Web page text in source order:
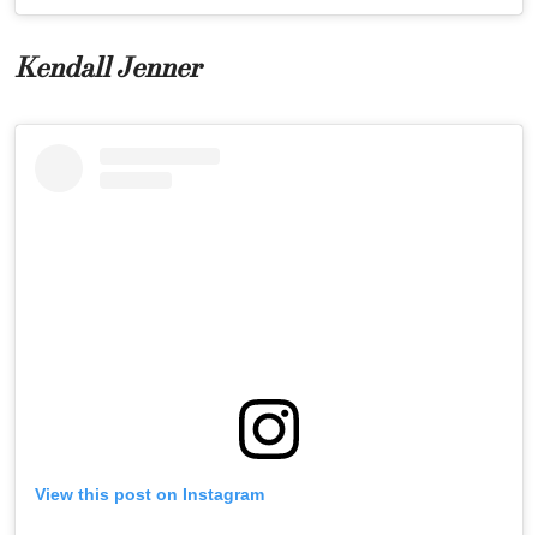
Kendall Jenner
View this post on Instagram